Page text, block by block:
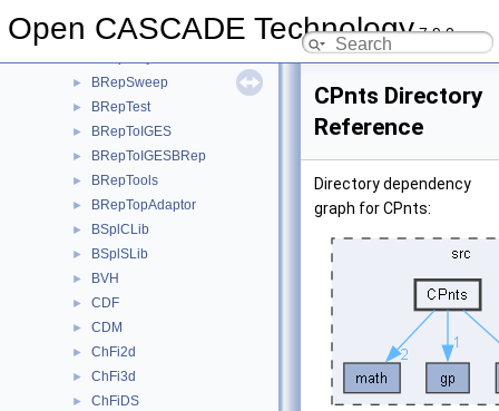
Open CASCADE Technology7.9.0
BRepPrimAPI
► BRepSweep
► BRepTest
► BRepToIGES
► BRepToIGESBRep
► BRepTools
► BRepTopAdaptor
► BSplCLib
► BSplSLib
► BVH
► CDF
► CDM
► ChFi2d
► ChFi3d
► ChFiDS
CPnts Directory
Reference
Directory dependency
graph for CPnts: